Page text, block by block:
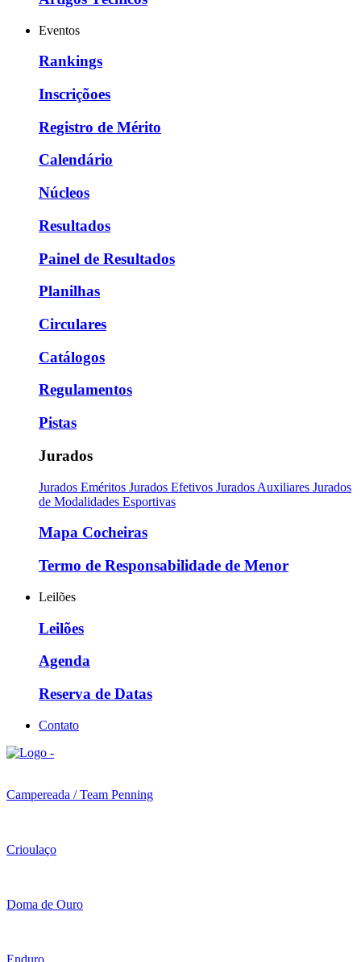
Eventos
Rankings
Inscriçõoes
Registro de Mérito
Calendário
Núcleos
Resultados
Painel de Resultados
Planilhas
Circulares
Catálogos
Regulamentos
Pistas
Jurados
Jurados Eméritos Jurados Efetivos Jurados Auxiliares Jurados
de Modalidades Esportivas
Mapa Cocheiras
Termo de Responsabilidade de Menor
Leilões
Leilões
Agenda
Reserva de Datas
Contato
Campereada / Team Penning
Crioulaço
Doma de Ouro
Enduro